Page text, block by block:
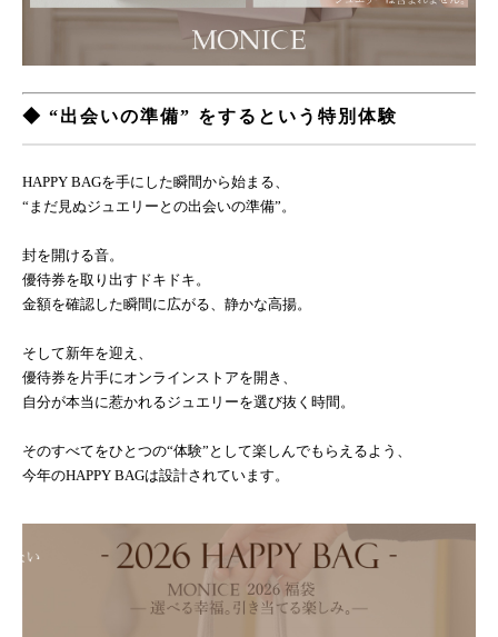
◆ “出会いの準備” をするという特別体験
HAPPY BAGを手にした瞬間から始まる、
“まだ見ぬジュエリーとの出会いの準備”。
封を開ける音。
優待券を取り出すドキドキ。
金額を確認した瞬間に広がる、静かな高揚。
そして新年を迎え、
優待券を片手にオンラインストアを開き、
自分が本当に惹かれるジュエリーを選び抜く時間。
そのすべてをひとつの“体験”として楽しんでもらえるよう、
今年のHAPPY BAGは設計されています。